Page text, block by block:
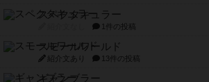
スペクタキュラー
1件の投稿
スモールワールド
紹介文あり 13件の投稿
ギャンブラー